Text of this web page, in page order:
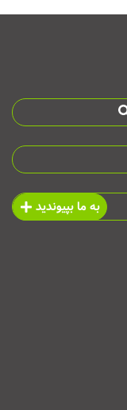
به ما بپیوندید